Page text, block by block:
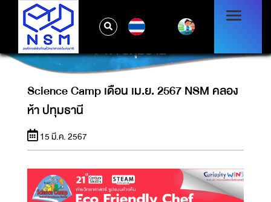
SCIENCE CAMP เดือน เม.ย. 2567 NSM คลอง
ห้า ปทุมธานี
Science Camp เดือน เม.ย. 2567 NSM คลอง
ห้า ปทุมธานี
15 มี.ค. 2567